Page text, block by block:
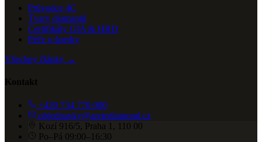
Průvodce 4C
Tvary diamantů
Certifikáty GIA & HRD
Péče o šperky
Všechny články →
Kontakt
+420 734 770 000
objednavky@aretediamond.cz
Kozí 916/5, Praha 1, 110 00
Po–Pá 09:00–16:30